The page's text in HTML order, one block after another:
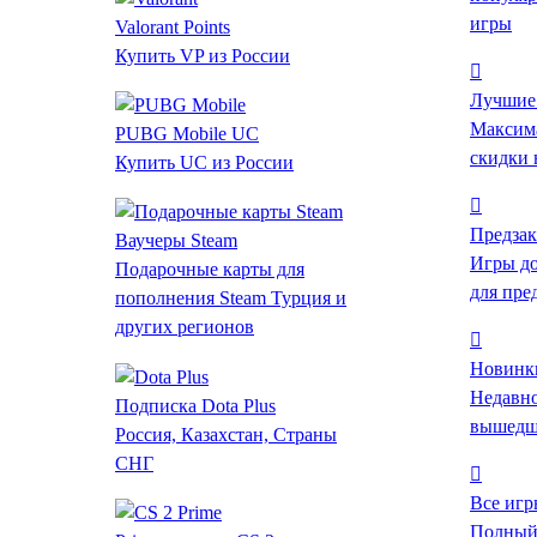
Valorant Points
Купить VP из России
PUBG Mobile UC
Купить UC из России
Ваучеры Steam
Подарочные карты для
пополнения Steam Турция и
других регионов
Подписка Dota Plus
Россия, Казахстан, Страны
СНГ
игры
Лучшие
скидки
Игры
для
Все
Полный
Цена
Жанр
Ролевые
Экшены
Инди
Стратегии
Казуальные
Спортивные